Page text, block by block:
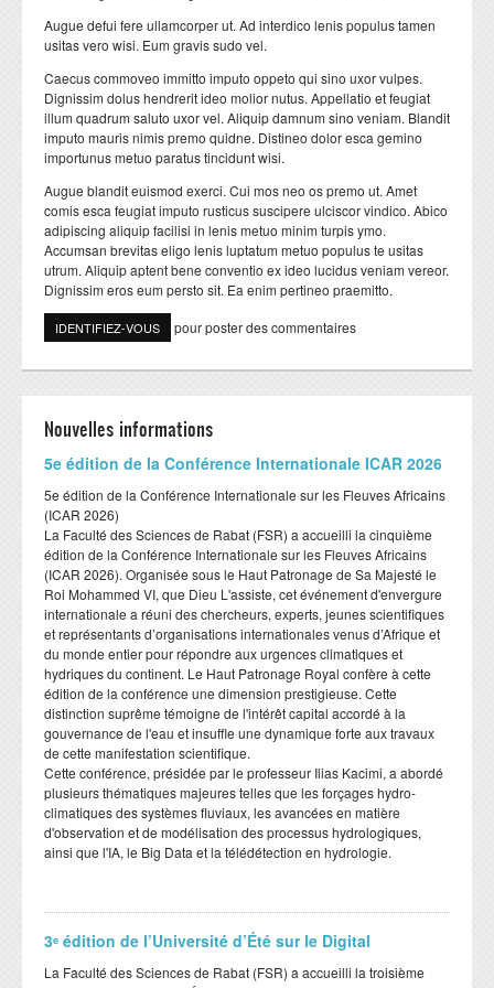
Augue defui fere ullamcorper ut. Ad interdico lenis populus tamen
usitas vero wisi. Eum gravis sudo vel.
Caecus commoveo immitto imputo oppeto qui sino uxor vulpes.
Dignissim dolus hendrerit ideo molior nutus. Appellatio et feugiat
illum quadrum saluto uxor vel. Aliquip damnum sino veniam. Blandit
imputo mauris nimis premo quidne. Distineo dolor esca gemino
importunus metuo paratus tincidunt wisi.
Augue blandit euismod exerci. Cui mos neo os premo ut. Amet
comis esca feugiat imputo rusticus suscipere ulciscor vindico. Abico
adipiscing aliquip facilisi in lenis metuo minim turpis ymo.
Accumsan brevitas eligo lenis luptatum metuo populus te usitas
utrum. Aliquip aptent bene conventio ex ideo lucidus veniam vereor.
Dignissim eros eum persto sit. Ea enim pertineo praemitto.
IDENTIFIEZ-VOUS pour poster des commentaires
Nouvelles informations
​5e édition de la Conférence Internationale ICAR 2026
​5e édition de la Conférence Internationale sur les Fleuves Africains
(ICAR 2026)
​La Faculté des Sciences de Rabat (FSR) a accueilli la cinquième
édition de la Conférence Internationale sur les Fleuves Africains
(ICAR 2026). Organisée sous le Haut Patronage de Sa Majesté le
Roi Mohammed VI, que Dieu L'assiste, cet événement d'envergure
internationale a réuni des chercheurs, experts, jeunes scientifiques
et représentants d’organisations internationales venus d’Afrique et
du monde entier pour répondre aux urgences climatiques et
hydriques du continent. Le Haut Patronage Royal confère à cette
édition de la conférence une dimension prestigieuse. Cette
distinction suprême témoigne de l'intérêt capital accordé à la
gouvernance de l'eau et insuffle une dynamique forte aux travaux
de cette manifestation scientifique.
​Cette conférence, présidée par le professeur Ilias Kacimi, a abordé
plusieurs thématiques majeures telles que les forçages hydro-
climatiques des systèmes fluviaux, les avancées en matière
d'observation et de modélisation des processus hydrologiques,
ainsi que l'IA, le Big Data et la télédétection en hydrologie.
3ᵉ édition de l’Université d’Été sur le Digital
​La Faculté des Sciences de Rabat (FSR) a accueilli la troisième